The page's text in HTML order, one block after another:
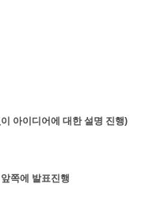
아이디어에 대한 설명 진행)
쪽에 발표진행